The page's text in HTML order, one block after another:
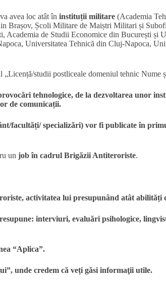
avea loc atât în instituții militare (Academia
Brașov, Școli Militare de Maiștri Militari și
Academia de Studii Economice din București și
Universitatea Tehnică din Cluj-Napoca,
„Licență/studii postliceale domeniul tehnic Nume
tehnologice, de la dezvoltarea unor
de comunicații.
facultăți/ specializări) vor fi publicate în
un job în cadrul Brigăzii Antiteroriste.
activitatea lui presupunând atât abilități
interviuri, evaluări psihologice,
“Aplica”.
unde credem că veți găsi informaţii utile.